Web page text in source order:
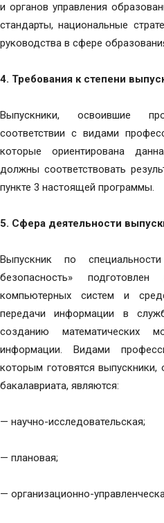
и органов управления
стандарты, национальные
руководства в сфере
4. Требования к степени
Выпускники, освоившие
соответствии с видами
которые ориентирована
должны соответствовать
пункте 3 настоящей программы.
5. Сфера деятельности
Выпускник по специальности
безопасность»
компьютерных систем и
передачи информации в
созданию математических
информации. Видами
которым готовятся
бакалавриата, являются:
— научно-исследовательская;
— плановая;
— организационно-